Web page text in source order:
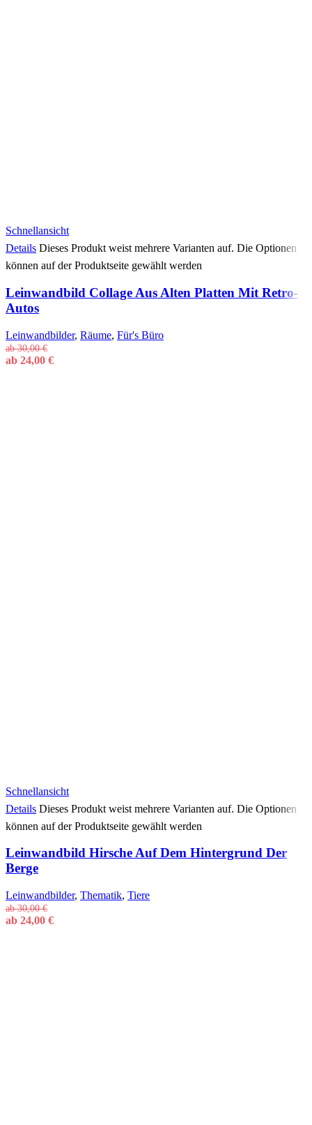
Schnellansicht
Details Dieses Produkt weist mehrere Varianten auf. Die Optionen
können auf der Produktseite gewählt werden
Leinwandbild Collage Aus Alten Platten Mit Retro-
Autos
Leinwandbilder, Räume, Für's Büro
ab30,00€
ab 24,00 €
Schnellansicht
Details Dieses Produkt weist mehrere Varianten auf. Die Optionen
können auf der Produktseite gewählt werden
Leinwandbild Hirsche Auf Dem Hintergrund Der
Berge
Leinwandbilder, Thematik, Tiere
ab30,00€
ab 24,00 €